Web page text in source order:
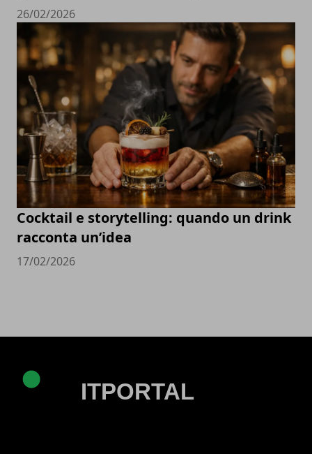
26/02/2026
Cocktail e storytelling: quando un drink
racconta un’idea
17/02/2026